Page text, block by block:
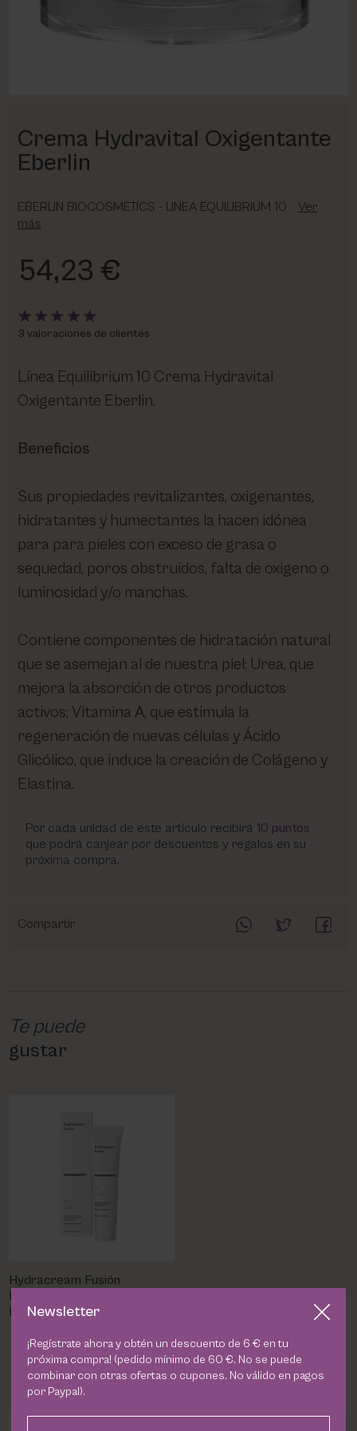
Crema Hydravital Oxigentante
Eberlin
EBERLIN BIOCOSMETICS - LINEA EQUILIBRIUM 10
Ver
más
54,23 €
3 valoraciones de clientes
Línea Equilibrium 10 Crema Hydravital
Oxigentante Eberlin.
Beneficios
Sus propiedades revitalizantes, oxigenantes,
hidratantes y humectantes la hacen idónea
para para pieles con exceso de grasa o
sequedad, poros obstruidos, falta de oxigeno o
luminosidad y/o manchas.
Contiene componentes de hidratación natural
que se asemejan al de nuestra piel: Urea, que
mejora la absorción de otros productos
activos; Vitamina A, que estimula la
regeneración de nuevas células y Ácido
Glicólico, que induce la creación de Colágeno y
Elastina.
Por cada unidad de este articulo recibirá 10 puntos
que podrá canjear por descuentos y regalos en su
próxima compra.
Compartir
Te puede
gustar
Hydracream Fusión
Mesoestetic | Crema-Aceite
Limpiadora Facial
23,90 €
Newsletter
¡Regístrate ahora y obtén un descuento de 6 € en tu
próxima compra! (pedido mínimo de 60 €. No se puede
combinar con otras ofertas o cupones. No válido en pagos
por Paypal).
VICTORIA VYNN